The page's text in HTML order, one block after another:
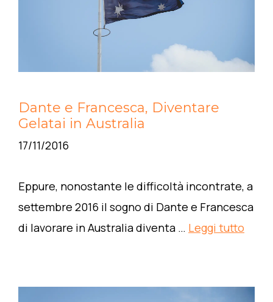
Dante e Francesca, Diventare
Gelatai in Australia
17/11/2016
Eppure, nonostante le difficoltà incontrate, a
settembre 2016 il sogno di Dante e Francesca
di lavorare in Australia diventa … Leggi tutto